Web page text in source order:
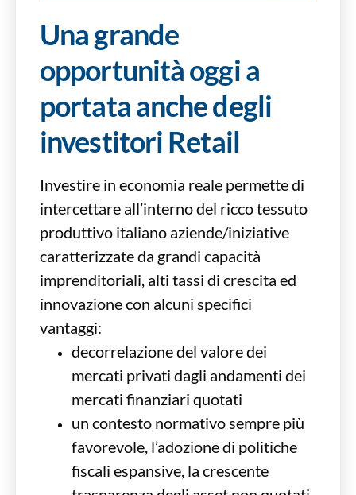
Una grande
opportunità oggi a
portata anche degli
investitori Retail
Investire in economia reale permette di
intercettare all’interno del ricco tessuto
produttivo italiano aziende/iniziative
caratterizzate da grandi capacità
imprenditoriali, alti tassi di crescita ed
innovazione con alcuni specifici
vantaggi:
decorrelazione del valore dei
mercati privati dagli andamenti dei
mercati finanziari quotati
un contesto normativo sempre più
favorevole, l’adozione di politiche
fiscali espansive, la crescente